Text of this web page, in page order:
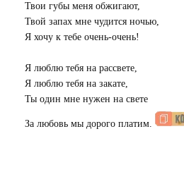
Твои губы меня обжигают,
Твой запах мне чудится ночью,
Я хочу к тебе очень-очень!
Я люблю тебя на рассвете,
Я люблю тебя на закате,
Ты один мне нужен на свете
За любовь мы дорого платим.